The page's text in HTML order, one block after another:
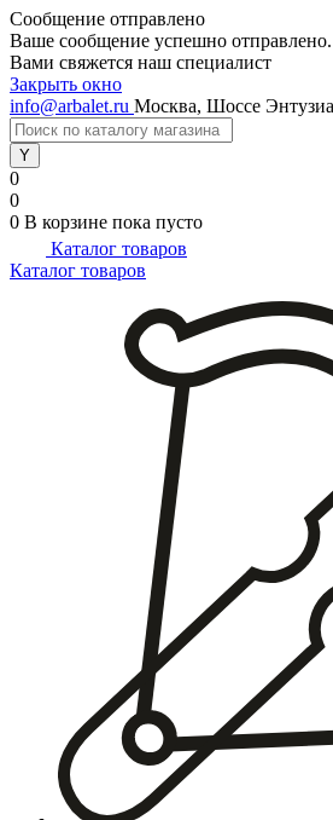
Сообщение отправлено
Ваше сообщение успешно
Вами свяжется наш специалист
Закрыть окно
info@arbalet.ru Москва, Шоссе
0
0
0 В корзине пока пусто
Каталог товаров
Каталог товаров